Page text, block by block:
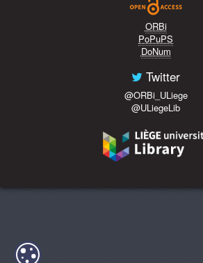
ORBi
PoPuPS
DoNum
Twitter
@ORBi_ULiege
@ULiegeLib